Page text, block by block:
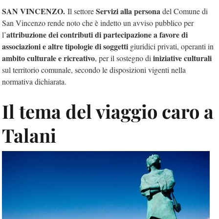
SAN VINCENZO. Il settoreServizi alla personadel Comune di
San Vincenzo rende noto che è indetto un avviso pubblico per
l’attribuzione dei contributi di partecipazione a favore di
associazioni e altre tipologie di soggetti giuridici privati, operanti in
ambito culturale e ricreativo, per il sostegno diiniziative culturali
sul territorio comunale, secondo le disposizioni vigenti nella
normativa dichiarata.
Il tema del viaggio caro a
Talani